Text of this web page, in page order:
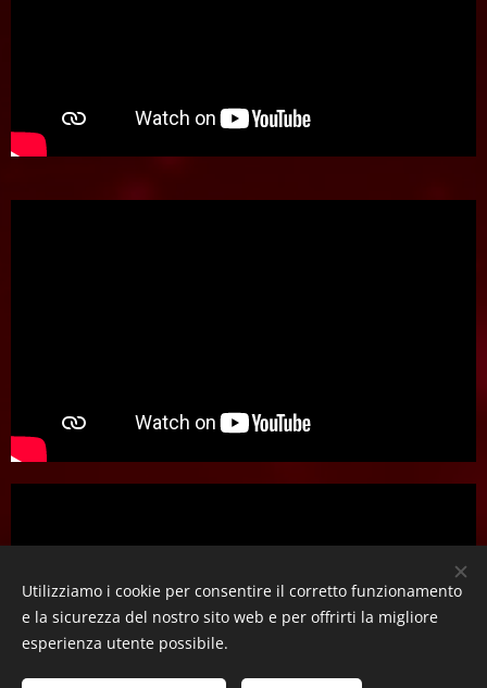
Utilizziamo i cookie per consentire il corretto funzionamento
e la sicurezza del nostro sito web e per offrirti la migliore
esperienza utente possibile.